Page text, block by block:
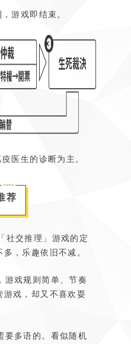
游戏即结束。
医生的诊断为主。
荐
交推理」游戏的定
，乐趣依旧不减。
游戏规则简单、节奏
戏，却又不喜欢耍
要多语的。看似随机